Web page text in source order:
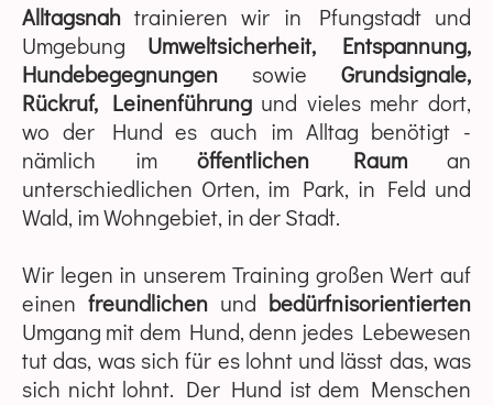
Alltagsnahtrainieren wir in Pfungstadt und
Umgebung Umweltsicherheit, Entspannung,
Hundebegegnungen sowie Grundsignale,
Rückruf, Leinenführung und vieles mehr dort,
wo der Hund es auch im Alltag benötigt -
nämlich im öffentlichen Raum an
unterschiedlichen Orten, im Park, in Feld und
Wald, im Wohngebiet, in der Stadt.
Wir legen in unserem Training großen Wert auf
einen freundlichen und bedürfnisorientierten
Umgang mit dem Hund, denn jedes Lebewesen
tut das, was sich für es lohnt und lässt das, was
sich nicht lohnt. Der Hund ist dem Menschen